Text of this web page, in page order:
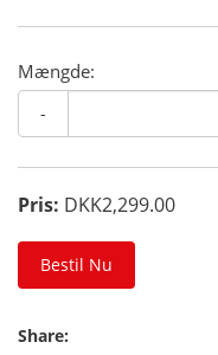
Mængde:
-
Pris: DKK2,299.00
Bestil Nu
Share: